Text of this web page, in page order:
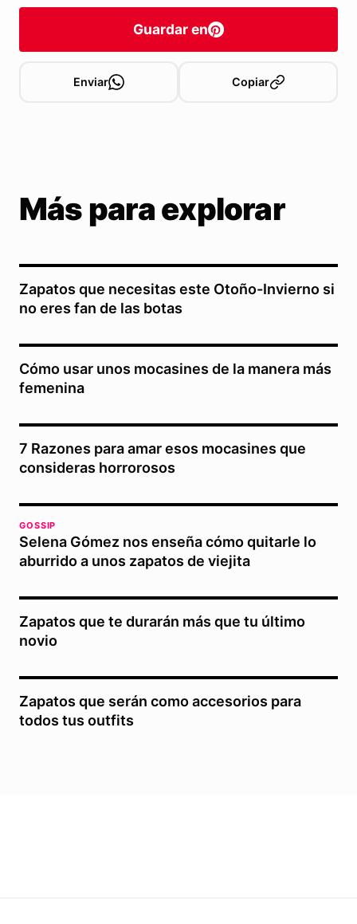
Guardar en
Enviar Copiar
Más para explorar
Zapatos que necesitas este Otoño-Invierno si
no eres fan de las botas
Cómo usar unos mocasines de la manera más
femenina
7 Razones para amar esos mocasines que
consideras horrorosos
GOSSIP
Selena Gómez nos enseña cómo quitarle lo
aburrido a unos zapatos de viejita
Zapatos que te durarán más que tu último
novio
Zapatos que serán como accesorios para
todos tus outfits